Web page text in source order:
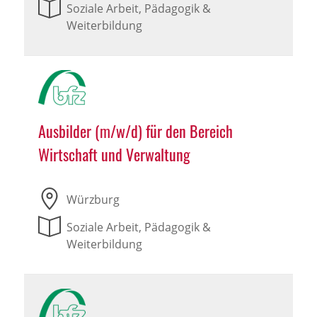
Soziale Arbeit, Pädagogik &
Weiterbildung
Ausbilder (m/w/d) für den Bereich
Wirtschaft und Verwaltung
Würzburg
Soziale Arbeit, Pädagogik &
Weiterbildung